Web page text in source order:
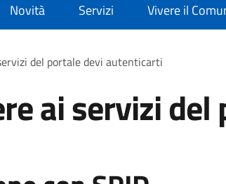
Novità Servizi Vivere il
del portale devi autenticarti
ai servizi